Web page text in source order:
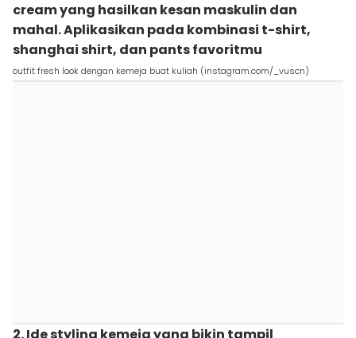
cream yang hasilkan kesan maskulin dan
mahal. Aplikasikan pada kombinasi t-shirt,
shanghai shirt, dan pants favoritmu
outfit fresh look dengan kemeja buat kuliah (instagram.com/_vuscn)